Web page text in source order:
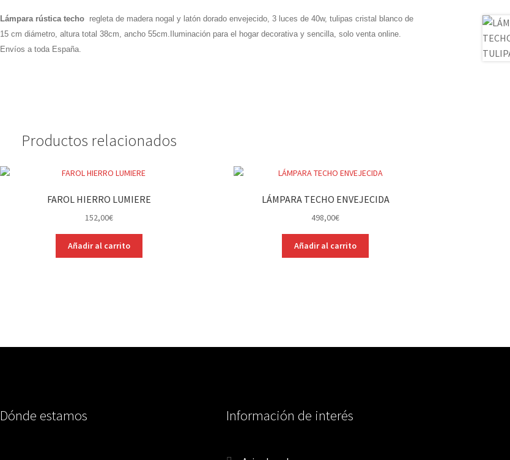
Lámpara rústica techo regleta de madera nogal y latón dorado envejecido, 3 luces de 40w, tulipas cristal blanco de
15 cm diámetro, altura total 38cm, ancho 55cm.Iluminación para el hogar decorativa y sencilla, solo venta online.
Envíos a toda España.
Productos relacionados
FAROL HIERRO LUMIERE
152,00€
Añadir al carrito
LÁMPARA TECHO ENVEJECIDA
498,00€
Añadir al carrito
Dónde estamos Información de interés